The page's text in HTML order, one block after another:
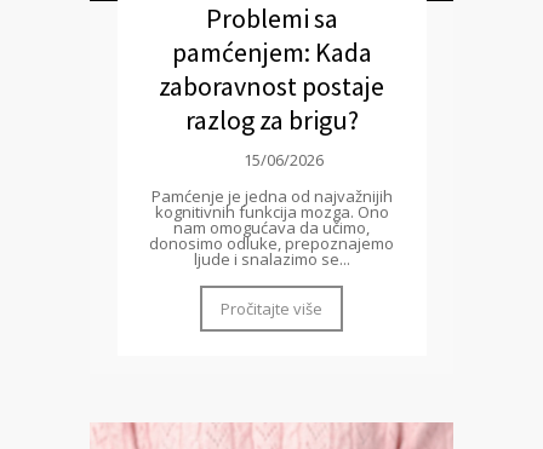
Problemi sa
pamćenjem: Kada
zaboravnost postaje
razlog za brigu?
15/06/2026
Pamćenje je jedna od najvažnijih
kognitivnih funkcija mozga. Ono
nam omogućava da učimo,
donosimo odluke, prepoznajemo
ljude i snalazimo se...
Pročitajte više